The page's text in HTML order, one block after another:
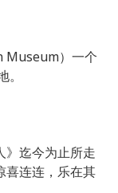
Museum）一个
》迄今为止所走
喜连连，乐在其